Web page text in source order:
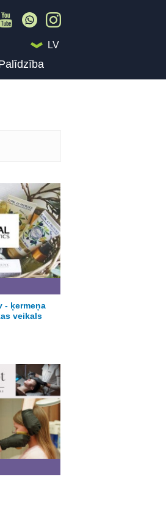
LV
- ķermeņa
veikals